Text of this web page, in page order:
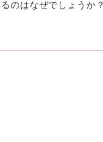
のはなぜでしょうか？